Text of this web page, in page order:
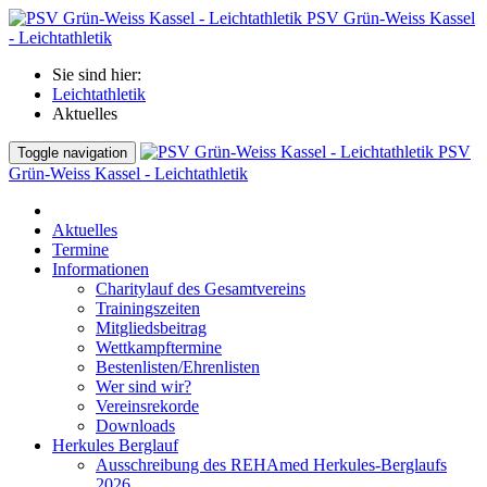
PSV Grün-Weiss Kassel
- Leichtathletik
Sie sind hier:
Leichtathletik
Aktuelles
Toggle navigation
PSV
Grün-Weiss Kassel - Leichtathletik
Aktuelles
Termine
Informationen
Charitylauf des Gesamtvereins
Trainingszeiten
Mitgliedsbeitrag
Wettkampftermine
Bestenlisten/Ehrenlisten
Wer sind wir?
Vereinsrekorde
Downloads
Herkules Berglauf
Ausschreibung des REHAmed Herkules-Berglaufs